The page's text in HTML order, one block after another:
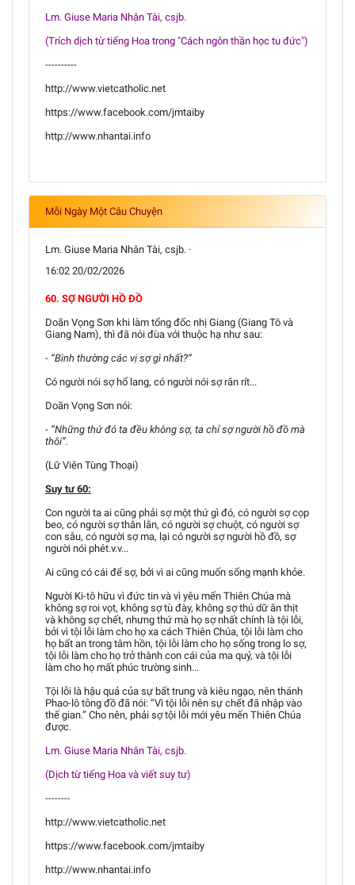
Lm. Giuse Maria Nhân Tài, csjb.
(Trích dịch từ tiếng Hoa trong "Cách ngôn thần học tu đức")
----------
http://www.vietcatholic.net
https://www.facebook.com/jmtaiby
http://www.nhantai.info
Mỗi Ngày Một Câu Chuyện
Lm. Giuse Maria Nhân Tài, csjb. ·
16:02 20/02/2026
60. SỢ NGƯỜI HỒ ĐỒ
Doãn Vọng Sơn khi làm tổng đốc nhị Giang (Giang Tô và
Giang Nam), thì đã nói đùa với thuộc hạ như sau:
- “Bình thường các vị sợ gì nhất?”
Có người nói sợ hổ lang, có người nói sợ rắn rít...
Doãn Vọng Sơn nói:
- “Những thứ đó ta đều không sợ, ta chỉ sợ người hồ đồ mà
thôi”.
(Lữ Viên Tùng Thoại)
Suy tư 60:
Con người ta ai cũng phải sợ một thứ gì đó, có người sợ cọp
beo, có người sợ thằn lằn, có người sợ chuột, có người sợ
con sâu, có người sợ ma, lại có người sợ người hồ đồ, sợ
người nói phét.v.v...
Ai cũng có cái để sợ, bởi vì ai cũng muốn sống mạnh khỏe.
Người Ki-tô hữu vì đức tin và vì yêu mến Thiên Chúa mà
không sợ roi vọt, không sợ tù đày, không sợ thú dữ ăn thịt
và không sợ chết, nhưng thứ mà họ sợ nhất chính là tội lỗi,
bởi vì tội lỗi làm cho họ xa cách Thiên Chúa, tội lỗi làm cho
họ bất an trong tâm hồn, tội lỗi làm cho họ sống trong lo sợ,
tội lỗi làm cho họ trở thành con cái của ma quỷ, và tội lỗi
làm cho họ mất phúc trường sinh...
Tội lỗi là hậu quả của sự bất trung và kiêu ngạo, nên thánh
Phao-lô tông đồ đã nói: “Vì tội lỗi nên sự chết đã nhập vào
thế gian.” Cho nên, phải sợ tội lỗi mới yêu mến Thiên Chúa
được.
Lm. Giuse Maria Nhân Tài, csjb.
(Dịch từ tiếng Hoa và viết suy tư)
--------
http://www.vietcatholic.net
https://www.facebook.com/jmtaiby
http://www.nhantai.info